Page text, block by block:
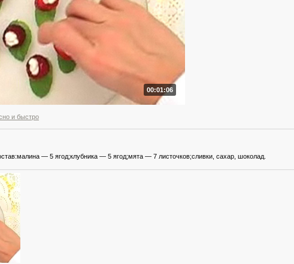
00:01:06
и быстро
— 5 ягод;клубника — 5 ягод;мята — 7 листочков;сливки, сахар, шоколад.